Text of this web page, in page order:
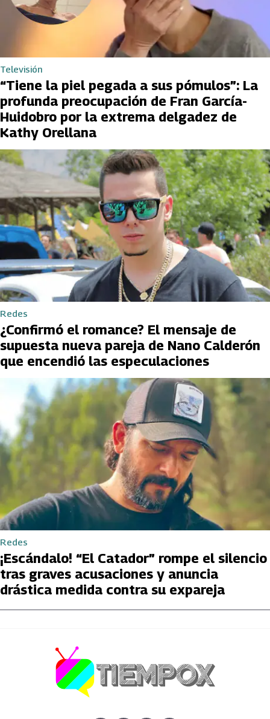
Televisión
“Tiene la piel pegada a sus pómulos”: La
profunda preocupación de Fran García-
Huidobro por la extrema delgadez de
Kathy Orellana
Redes
¿Confirmó el romance? El mensaje de
supuesta nueva pareja de Nano Calderón
que encendió las especulaciones
Redes
¡Escándalo! “El Catador” rompe el silencio
tras graves acusaciones y anuncia
drástica medida contra su expareja